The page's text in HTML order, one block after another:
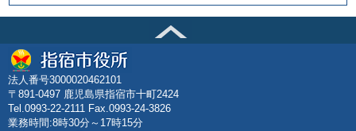
法人番号3000020462101
〒891-0497 鹿児島県指宿市十町2424
Tel.0993-22-2111 Fax.0993-24-3826
業務時間:8時30分～17時15分